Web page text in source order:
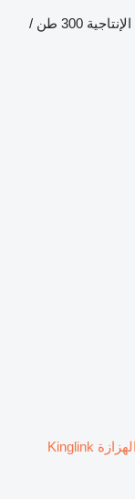
300 طن /
جديد آلة الغربلة الهزازة Kinglink